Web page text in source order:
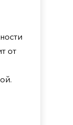
от